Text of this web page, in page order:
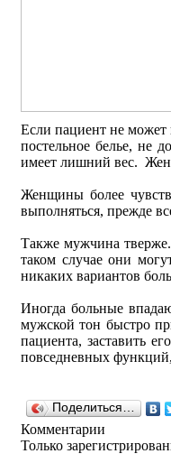
Если пациент не может
постельное белье, не
имеет лишний вес.
Женщины более
выполняться, прежде
Также мужчина тверже.
таком случае они
никаких вариантов
Иногда больные
мужской тон быстро
пациента, заставить
повседневных
Поделиться…
Комментарии
Только